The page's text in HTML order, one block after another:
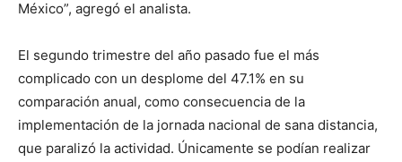
México”, agregó el analista.
El segundo trimestre del año pasado fue el más
complicado con un desplome del 47.1% en su
comparación anual, como consecuencia de la
implementación de la jornada nacional de sana distancia,
que paralizó la actividad. Únicamente se podían realizar